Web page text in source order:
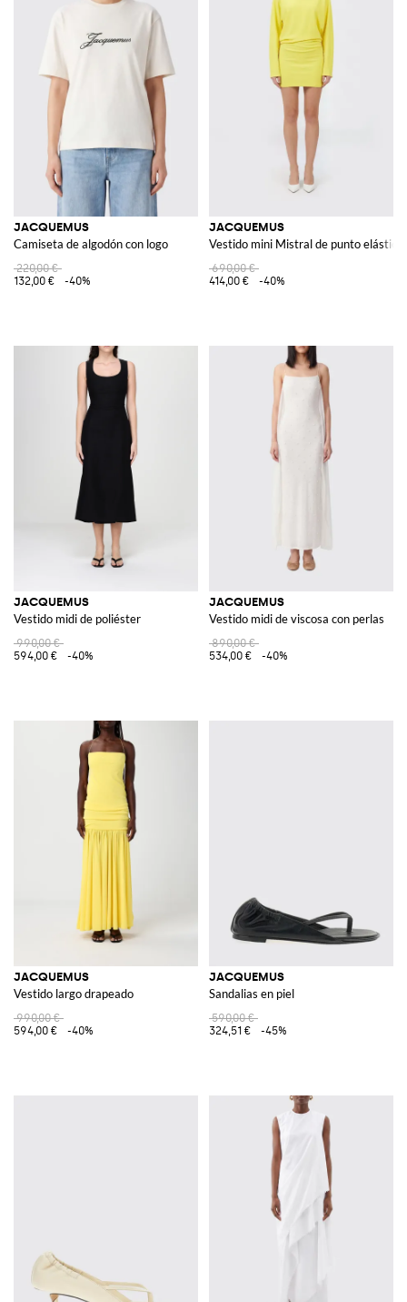
JACQUEMUS
Camiseta de algodón con logo
220,00 €
132,00 €
-40%
JACQUEMUS
Vestido mini Mistral de punto elástico
690,00 €
414,00 €
-40%
JACQUEMUS
Vestido midi de poliéster
990,00 €
594,00 €
-40%
JACQUEMUS
Vestido midi de viscosa con perlas
890,00 €
534,00 €
-40%
JACQUEMUS
Vestido largo drapeado
990,00 €
594,00 €
-40%
JACQUEMUS
Sandalias en piel
590,00 €
324,51 €
-45%